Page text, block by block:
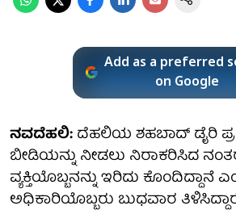
Add as a preferred
on Google
ನವದೆಹಲಿ:ದೆಹಲಿಯ ಶಹಬಾದ್ ಡೈರಿ
ಬೀಡಿಯನ್ನು ನೀಡಲು ನಿರಾಕರಿಸಿದ
ವ್ಯಕ್ತಿಯೊಬ್ಬನನ್ನು ಇರಿದು
ಅಧಿಕಾರಿಯೊಬ್ಬರು ಬುಧವಾರ